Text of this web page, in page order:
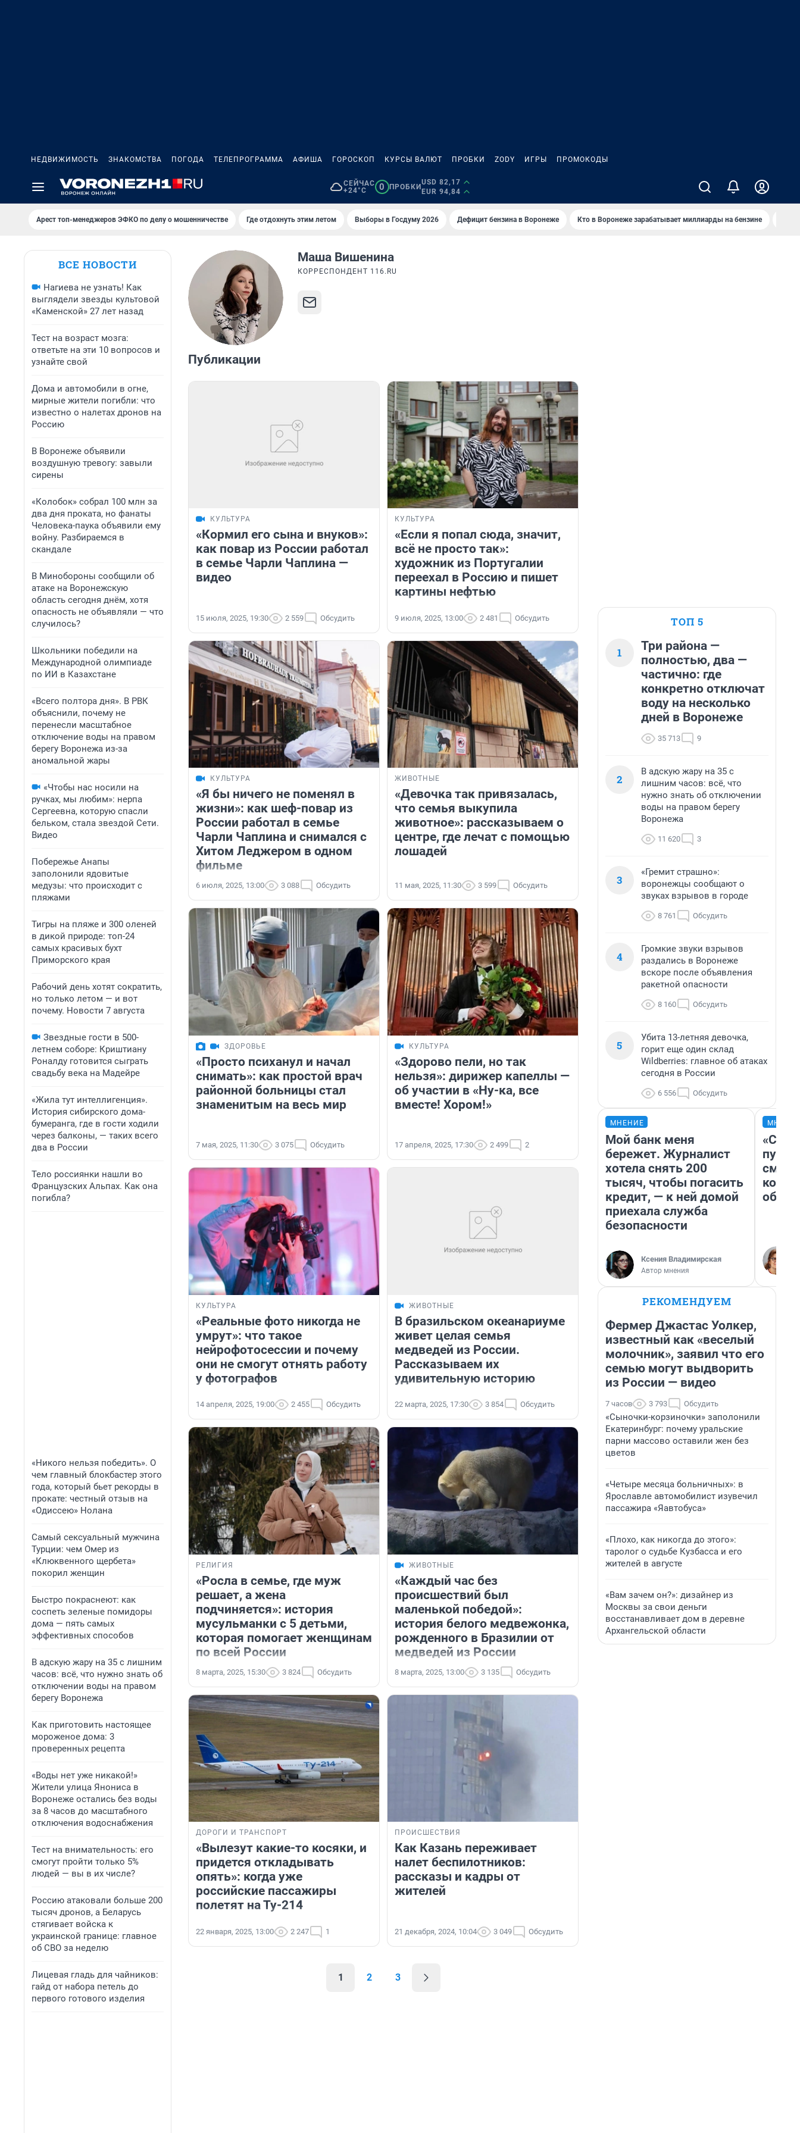
НЕДВИЖИМОСТЬ ЗНАКОМСТВА ПОГОДА ТЕЛЕПРОГРАММА АФИША ГОРОСКОП КУРСЫ ВАЛЮТ ПРОБКИ ZODY ИГРЫ ПРОМОКОДЫ
СЕЙЧАС
+24°C
0 ПРОБКИ
USD 82,17
EUR 94,84
Арест топ-менеджеров ЭФКО по делу о мошенничестве Где отдохнуть этим летом Выборы в Госдуму 2026 Дефицит бензина в Воронеже Кто в Воронеже зарабатывает миллиарды на бензине
ВСЕ НОВОСТИ
Нагиева не узнать! Как
выглядели звезды культовой
«Каменской» 27 лет назад
Тест на возраст мозга:
ответьте на эти 10 вопросов и
узнайте свой
Дома и автомобили в огне,
мирные жители погибли: что
известно о налетах дронов на
Россию
В Воронеже объявили
воздушную тревогу: завыли
сирены
«Колобок» собрал 100 млн за
два дня проката, но фанаты
Человека-паука объявили ему
войну. Разбираемся в
скандале
В Минобороны сообщили об
атаке на Воронежскую
область сегодня днём, хотя
опасность не объявляли — что
случилось?
Школьники победили на
Международной олимпиаде
по ИИ в Казахстане
«Всего полтора дня». В РВК
объяснили, почему не
перенесли масштабное
отключение воды на правом
берегу Воронежа из-за
аномальной жары
«Чтобы нас носили на
ручках, мы любим»: нерпа
Сергеевна, которую спасли
бельком, стала звездой Сети.
Видео
Побережье Анапы
заполонили ядовитые
медузы: что происходит с
пляжами
Тигры на пляже и 300 оленей
в дикой природе: топ-24
самых красивых бухт
Приморского края
Рабочий день хотят сократить,
но только летом — и вот
почему. Новости 7 августа
Звездные гости в 500-
летнем соборе: Криштиану
Роналду готовится сыграть
свадьбу века на Мадейре
«Жила тут интеллигенция».
История сибирского дома-
бумеранга, где в гости ходили
через балконы, — таких всего
два в России
Тело россиянки нашли во
Французских Альпах. Как она
погибла?
«Никого нельзя победить». О
чем главный блокбастер этого
года, который бьет рекорды в
прокате: честный отзыв на
«Одиссею» Нолана
Самый сексуальный мужчина
Турции: чем Омер из
«Клюквенного щербета»
покорил женщин
Быстро покраснеют: как
соспеть зеленые помидоры
дома — пять самых
эффективных способов
В адскую жару на 35 с лишним
часов: всё, что нужно знать об
отключении воды на правом
берегу Воронежа
Как приготовить настоящее
мороженое дома: 3
проверенных рецепта
«Воды нет уже никакой!»
Жители улица Янониса в
Воронеже остались без воды
за 8 часов до масштабного
отключения водоснабжения
Тест на внимательность: его
смогут пройти только 5%
людей — вы в их числе?
Россию атаковали больше 200
тысяч дронов, а Беларусь
стягивает войска к
украинской границе: главное
об СВО за неделю
Лицевая гладь для чайников:
гайд от набора петель до
первого готового изделия
Маша Вишенина
КОРРЕСПОНДЕНТ 116.RU
Публикации
КУЛЬТУРА
«Кормил его сына и внуков»:
как повар из России работал
в семье Чарли Чаплина —
видео
15 июля, 2025, 19:30 2 559 Обсудить
КУЛЬТУРА
«Если я попал сюда, значит,
всё не просто так»:
художник из Португалии
переехал в Россию и пишет
картины нефтью
9 июля, 2025, 13:00 2 481 Обсудить
КУЛЬТУРА
«Я бы ничего не поменял в
жизни»: как шеф-повар из
России работал в семье
Чарли Чаплина и снимался с
Хитом Леджером в одном
фильме
6 июля, 2025, 13:00 3 088 Обсудить
ЖИВОТНЫЕ
«Девочка так привязалась,
что семья выкупила
животное»: рассказываем о
центре, где лечат с помощью
лошадей
11 мая, 2025, 11:30 3 599 Обсудить
ЗДОРОВЬЕ
«Просто психанул и начал
снимать»: как простой врач
районной больницы стал
знаменитым на весь мир
7 мая, 2025, 11:30 3 075 Обсудить
КУЛЬТУРА
«Здорово пели, но так
нельзя»: дирижер капеллы —
об участии в «Ну-ка, все
вместе! Хором!»
17 апреля, 2025, 17:30 2 499 2
КУЛЬТУРА
«Реальные фото никогда не
умрут»: что такое
нейрофотосессии и почему
они не смогут отнять работу
у фотографов
14 апреля, 2025, 19:00 2 455 Обсудить
ЖИВОТНЫЕ
В бразильском океанариуме
живет целая семья
медведей из России.
Рассказываем их
удивительную историю
22 марта, 2025, 17:30 3 854 Обсудить
РЕЛИГИЯ
«Росла в семье, где муж
решает, а жена
подчиняется»: история
мусульманки с 5 детьми,
которая помогает женщинам
по всей России
8 марта, 2025, 15:30 3 824 Обсудить
ЖИВОТНЫЕ
«Каждый час без
происшествий был
маленькой победой»:
история белого медвежонка,
рожденного в Бразилии от
медведей из России
8 марта, 2025, 13:00 3 135 Обсудить
ДОРОГИ И ТРАНСПОРТ
«Вылезут какие-то косяки, и
придется откладывать
опять»: когда уже
российские пассажиры
полетят на Ту-214
22 января, 2025, 13:00 2 247 1
ПРОИСШЕСТВИЯ
Как Казань переживает
налет беспилотников:
рассказы и кадры от
жителей
21 декабря, 2024, 10:04 3 049 Обсудить
1 2 3
ТОП 5
1
Три района —
полностью, два —
частично: где
конкретно отключат
воду на несколько
дней в Воронеже
35 713 9
2
В адскую жару на 35 с
лишним часов: всё, что
нужно знать об отключении
воды на правом берегу
Воронежа
11 620 3
3
«Гремит страшно»:
воронежцы сообщают о
звуках взрывов в городе
8 761 Обсудить
4
Громкие звуки взрывов
раздались в Воронеже
вскоре после объявления
ракетной опасности
8 160 Обсудить
5
Убита 13-летняя девочка,
горит еще один склад
Wildberries: главное об атаках
сегодня в России
6 556 Обсудить
МНЕНИЕ
Мой банк меня
бережет. Журналист
хотела снять 200
тысяч, чтобы погасить
кредит, — к ней домой
приехала служба
безопасности
Ксения Владимирская
Автор мнения
РЕКОМЕНДУЕМ
Фермер Джастас Уолкер,
известный как «веселый
молочник», заявил что его
семью могут выдворить
из России — видео
7 часов 3 793 Обсудить
«Сыночки-корзиночки» заполонили
Екатеринбург: почему уральские
парни массово оставили жен без
цветов
«Четыре месяца больничных»: в
Ярославле автомобилист изувечил
пассажира «Яавтобуса»
«Плохо, как никогда до этого»:
таролог о судьбе Кузбасса и его
жителей в августе
«Вам зачем он?»: дизайнер из
Москвы за свои деньги
восстанавливает дом в деревне
Архангельской области